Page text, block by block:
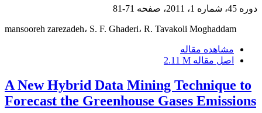
دوره 45، شماره 1، 2011، صفحه 71-81
mansooreh zarezadeh، S. F. Ghaderi، R. Tavakoli Moghaddam
مشاهده مقاله
اصل مقاله 2.11 M
A New Hybrid Data Mining Technique to
Forecast the Greenhouse Gases Emissions